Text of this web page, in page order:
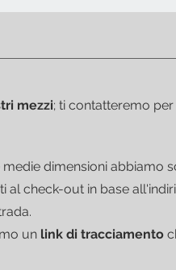
mezzi; ti contatteremo per
dimensioni abbiamo
al check-out in base
un link di tracciamento